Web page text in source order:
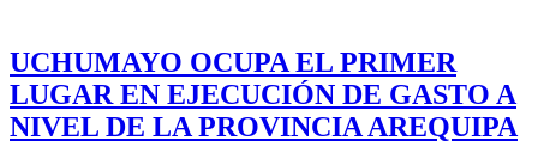
UCHUMAYO OCUPA EL PRIMER
LUGAR EN EJECUCIÓN DE GASTO A
NIVEL DE LA PROVINCIA AREQUIPA